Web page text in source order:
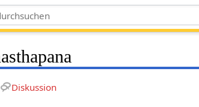
Diskussion